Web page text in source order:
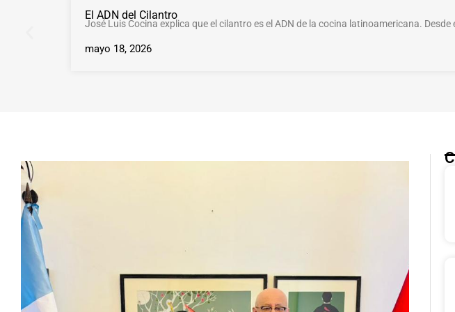
El ADN del Cilantro
José Luis Cocina explica que el cilantro es el ADN de la cocina latinoamericana.
mayo 18, 2026